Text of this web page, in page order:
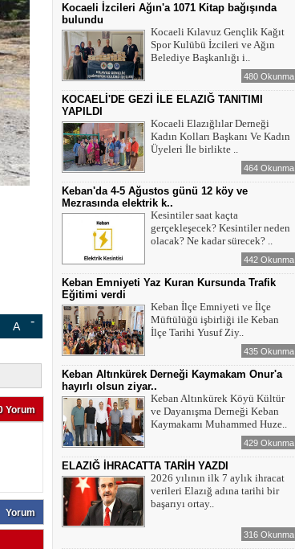
A
Yorum
Yorum
Kocaeli İzcileri Ağın'a 1071 Kitap bağışında
bulundu
Kocaeli Kılavuz Gençlik Kağıt
Spor Kulübü İzcileri ve Ağın
Belediye Başkanlığı i..
480 Okunma
KOCAELİ'DE GEZİ İLE ELAZIĞ TANITIMI
YAPILDI
Kocaeli Elazığlılar Derneği
Kadın Kolları Başkanı Ve Kadın
Üyeleri İle birlikte ..
464 Okunma
Keban'da 4-5 Ağustos günü 12 köy ve
Mezrasında elektrik k..
Kesintiler saat kaçta
gerçekleşecek? Kesintiler neden
olacak? Ne kadar sürecek? ..
442 Okunma
Keban Emniyeti Yaz Kuran Kursunda Trafik
Eğitimi verdi
Keban İlçe Emniyeti ve İlçe
Müftülüğü işbirliği ile Keban
İlçe Tarihi Yusuf Ziy..
435 Okunma
Keban Altınkürek Derneği Kaymakam Onur'a
hayırlı olsun ziyar..
Keban Altınkürek Köyü Kültür
ve Dayanışma Derneği Keban
Kaymakamı Muhammed Huze..
429 Okunma
ELAZIĞ İHRACATTA TARİH YAZDI
2026 yılının ilk 7 aylık ihracat
verileri Elazığ adına tarihi bir
başarıyı ortay..
316 Okunma